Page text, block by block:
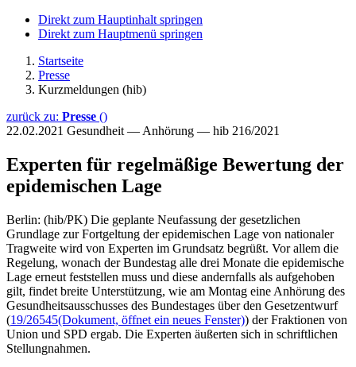
Direkt zum Hauptinhalt springen
Direkt zum Hauptmenü springen
Startseite
Presse
Kurzmeldungen (hib)
zurück zu: Presse ()
22.02.2021 Gesundheit — Anhörung — hib 216/2021
Experten für regelmäßige Bewertung der
epidemischen Lage
Berlin: (hib/PK) Die geplante Neufassung der gesetzlichen
Grundlage zur Fortgeltung der epidemischen Lage von nationaler
Tragweite wird von Experten im Grundsatz begrüßt. Vor allem die
Regelung, wonach der Bundestag alle drei Monate die epidemische
Lage erneut feststellen muss und diese andernfalls als aufgehoben
gilt, findet breite Unterstützung, wie am Montag eine Anhörung des
Gesundheitsausschusses des Bundestages über den Gesetzentwurf
(19/26545(Dokument, öffnet ein neues Fenster)) der Fraktionen von
Union und SPD ergab. Die Experten äußerten sich in schriftlichen
Stellungnahmen.